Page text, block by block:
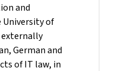
and
of
externally
German and
of IT law, in